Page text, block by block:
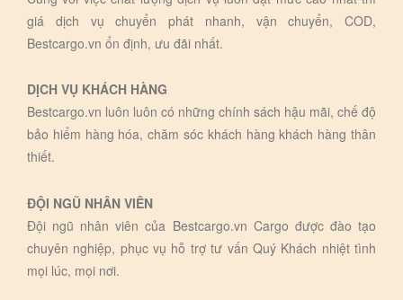
giá dịch vụ chuyển phát nhanh, vận chuyển, COD,
Bestcargo.vn ổn định, ưu đãi nhất.
DỊCH VỤ KHÁCH HÀNG
Bestcargo.vn luôn luôn có những chính sách hậu mãi, chế độ
bảo hiểm hàng hóa, chăm sóc khách hàng khách hàng thân
thiết.
ĐỘI NGŨ NHÂN VIÊN
Đội ngũ nhân viên của Bestcargo.vn Cargo được đào tạo
chuyên nghiệp, phục vụ hỗ trợ tư vấn Quý Khách nhiệt tình
mọi lúc, mọi nơi.